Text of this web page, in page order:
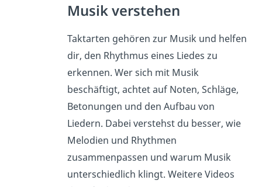
Musik verstehen
Taktarten gehören zur Musik und helfen
dir, den Rhythmus eines Liedes zu
erkennen. Wer sich mit Musik
beschäftigt, achtet auf Noten, Schläge,
Betonungen und den Aufbau von
Liedern. Dabei verstehst du besser, wie
Melodien und Rhythmen
zusammenpassen und warum Musik
unterschiedlich klingt. Weitere Videos